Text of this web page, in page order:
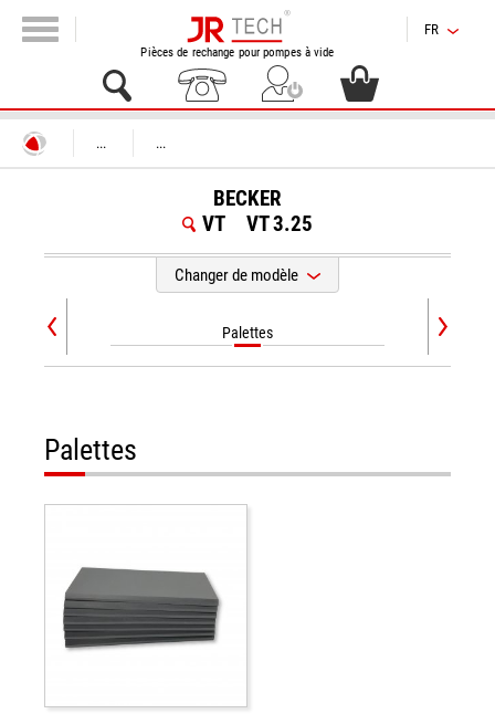
Pièces de rechange pour pompes à vide
FR
... ...
BECKER
VT
VT 3.25
Changer de modèle
Palettes
Palettes